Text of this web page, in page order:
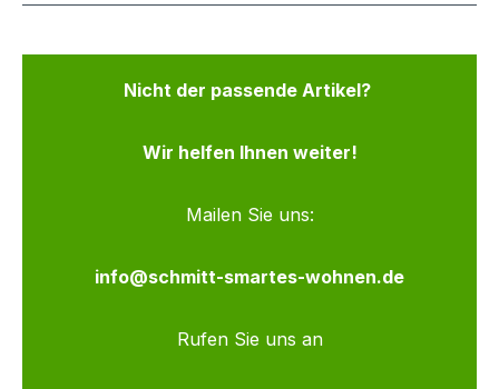
Nicht der passende Artikel?
Wir helfen Ihnen weiter!
Mailen Sie uns:
info@schmitt-smartes-wohnen.de
Rufen Sie uns an